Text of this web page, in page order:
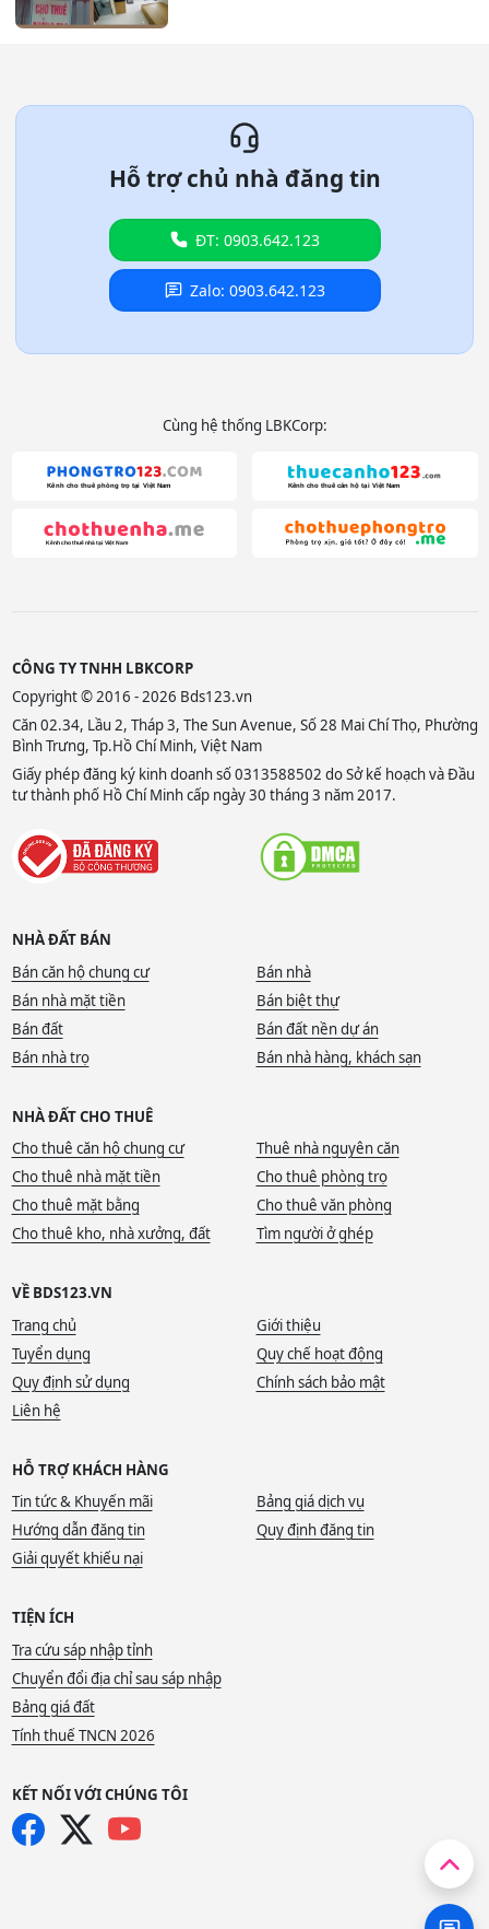
Hỗ trợ chủ nhà đăng tin
ĐT: 0903.642.123
Zalo: 0903.642.123
Cùng hệ thống LBKCorp:
CÔNG TY TNHH LBKCORP
Copyright © 2016 - 2026 Bds123.vn
Căn 02.34, Lầu 2, Tháp 3, The Sun Avenue, Số 28 Mai Chí Thọ, Phường
Bình Trưng, Tp.Hồ Chí Minh, Việt Nam
Giấy phép đăng ký kinh doanh số 0313588502 do Sở kế hoạch và Đầu
tư thành phố Hồ Chí Minh cấp ngày 30 tháng 3 năm 2017.
NHÀ ĐẤT BÁN
Bán căn hộ chung cư
Bán nhà
Bán nhà mặt tiền
Bán biệt thự
Bán đất
Bán đất nền dự án
Bán nhà trọ
Bán nhà hàng, khách sạn
NHÀ ĐẤT CHO THUÊ
Cho thuê căn hộ chung cư
Thuê nhà nguyên căn
Cho thuê nhà mặt tiền
Cho thuê phòng trọ
Cho thuê mặt bằng
Cho thuê văn phòng
Cho thuê kho, nhà xưởng, đất
Tìm người ở ghép
VỀ BDS123.VN
Trang chủ
Giới thiệu
Tuyển dụng
Quy chế hoạt động
Quy định sử dụng
Chính sách bảo mật
Liên hệ
HỖ TRỢ KHÁCH HÀNG
Tin tức & Khuyến mãi
Bảng giá dịch vụ
Hướng dẫn đăng tin
Quy định đăng tin
Giải quyết khiếu nại
TIỆN ÍCH
Tra cứu sáp nhập tỉnh
Chuyển đổi địa chỉ sau sáp nhập
Bảng giá đất
Tính thuế TNCN 2026
KẾT NỐI VỚI CHÚNG TÔI